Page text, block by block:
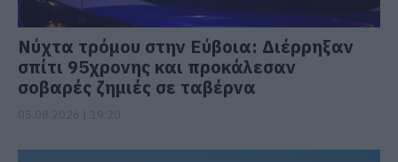
Νύχτα τρόμου στην Εύβοια: Διέρρηξαν
σπίτι 95χρονης και προκάλεσαν
σοβαρές ζημιές σε ταβέρνα